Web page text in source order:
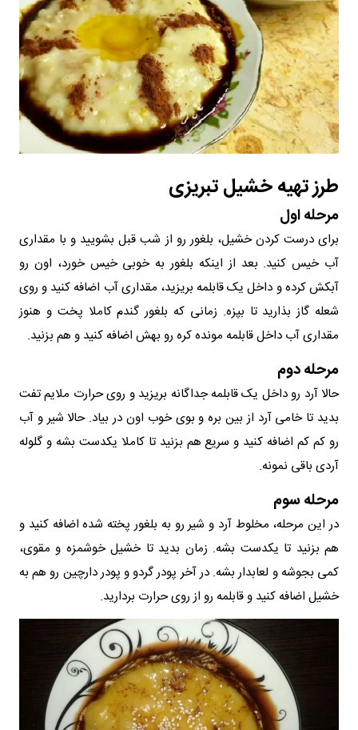
طرز تهیه خشیل تبریزی
مرحله اول
برای درست کردن خشیل، بلغور رو از شب قبل بشویید و با مقداری
آب خیس کنید. بعد از اینکه بلغور به خوبی خیس خورد، اون رو
آبکش کرده و داخل یک قابلمه بریزید، مقداری آب اضافه کنید و روی
شعله گاز بذارید تا بپزه. زمانی که بلغور گندم کاملا پخت و هنوز
مقداری آب داخل قابلمه مونده کره رو بهش اضافه کنید و هم بزنید.
مرحله دوم
حالا آرد رو داخل یک قابلمه جداگانه بریزید و روی حرارت ملایم تفت
بدید تا خامی آرد از بین بره و بوی خوب اون در بیاد. حالا شیر و آب
رو کم کم اضافه کنید و سریع هم بزنید تا کاملا یکدست بشه و گلوله
آردی باقی نمونه.
مرحله سوم
در این مرحله، مخلوط آرد و شیر رو به بلغور پخته شده اضافه کنید و
هم بزنید تا یکدست بشه. زمان بدید تا خشیل خوشمزه و مقوی،
کمی بجوشه و لعابدار بشه. در آخر پودر گردو و پودر دارچین رو هم به
خشیل اضافه کنید و قابلمه رو از روی حرارت بردارید.